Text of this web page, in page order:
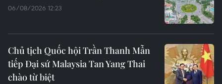
06/08/2026 12:23
Chủ tịch Quốc hội Trần Thanh Mẫn
tiếp Đại sứ Malaysia Tan Yang Thai
chào từ biệt